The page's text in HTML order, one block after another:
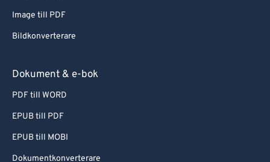
Image till PDF
Bildkonverterare
Dokument & e-bok
PDF till WORD
EPUB till PDF
EPUB till MOBI
Dokumentkonverterare